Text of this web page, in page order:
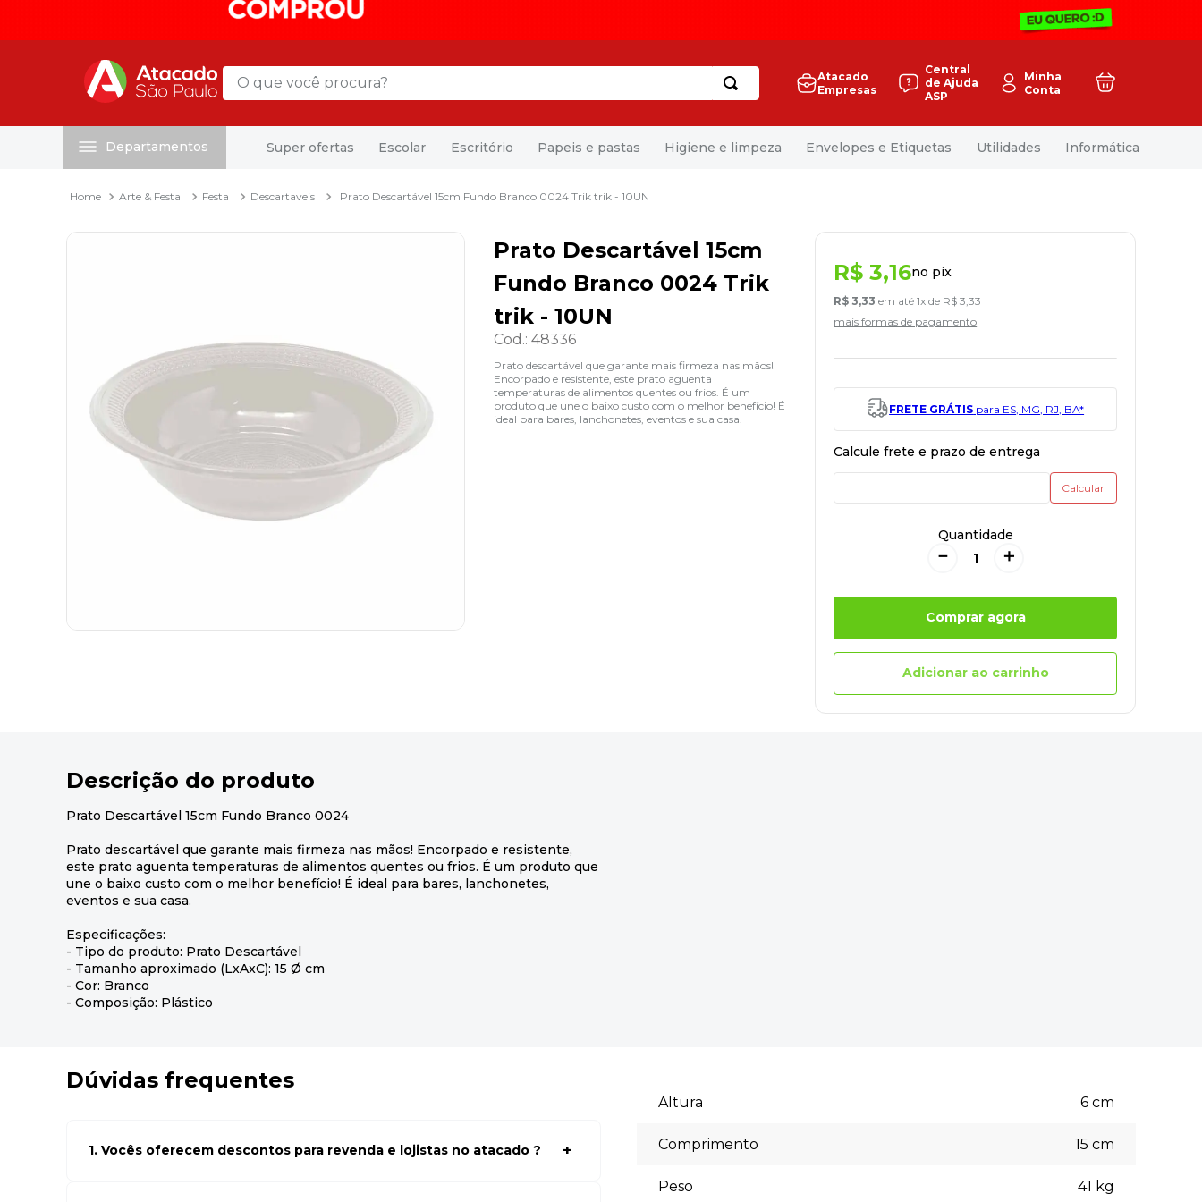
O que você procura?
Atacado
Empresas
Central
de Ajuda
ASP
Minha
Conta
Departamentos Super ofertas Escolar Escritório Papeis e pastas Higiene e limpeza Envelopes e Etiquetas Utilidades Informática
Arte & Festa Festa Descartaveis Prato Descartável 15cm Fundo Branco 0024 Trik trik - 10UN
Prato Descartável 15cm
Fundo Branco 0024 Trik
trik - 10UN
Cod.:48336
Prato descartável que garante mais firmeza nas mãos!
Encorpado e resistente, este prato aguenta
temperaturas de alimentos quentes ou frios. É um
produto que une o baixo custo com o melhor benefício! É
ideal para bares, lanchonetes, eventos e sua casa.
R$ 3,16no pix
R$ 3,33 em até1x de R$ 3 ,33
mais formas de pagamento
FRETE GRÁTIS para ES, MG, RJ, BA*
Quantidade
＋
－
Comprar agora
Adicionar ao carrinho
Descrição do produto
Prato Descartável 15cm Fundo Branco 0024
Prato descartável que garante mais firmeza nas mãos! Encorpado e resistente,
este prato aguenta temperaturas de alimentos quentes ou frios. É um produto que
une o baixo custo com o melhor benefício! É ideal para bares, lanchonetes,
eventos e sua casa.
Especificações:
- Tipo do produto: Prato Descartável
- Tamanho aproximado (LxAxC): 15 Ø cm
- Cor: Branco
- Composição: Plástico
Dúvidas frequentes
1. Vocês oferecem descontos para revenda e lojistas no atacado ?
Altura 6 cm
Comprimento 15 cm
Peso 41 kg
papel toalha
caixa organizadora
grampeador
desinfetante